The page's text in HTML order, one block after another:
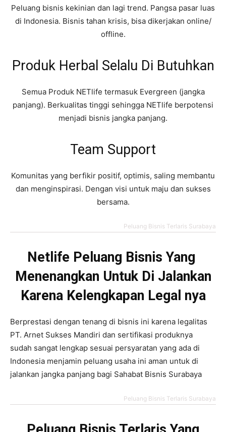
Peluang bisnis kekinian dan lagi trend. Pangsa pasar luas
di Indonesia. Bisnis tahan krisis, bisa dikerjakan online/
offline.
Produk Herbal Selalu Di Butuhkan
Semua Produk NETlife termasuk Evergreen (jangka
panjang). Berkualitas tinggi sehingga NETlife berpotensi
menjadi bisnis jangka panjang.
Team Support
Komunitas yang berfikir positif, optimis, saling membantu
dan menginspirasi. Dengan visi untuk maju dan sukses
bersama.
Peluang Bisnis Terlaris Surabaya
Netlife Peluang Bisnis Yang
Menenangkan Untuk Di Jalankan
Karena Kelengkapan Legal nya
Berprestasi dengan tenang di bisnis ini karena legalitas
PT. Arnet Sukses Mandiri dan sertifikasi produknya
sudah sangat lengkap sesuai persyaratan yang ada di
Indonesia menjamin peluang usaha ini aman untuk di
jalankan jangka panjang bagi Sahabat Bisnis Surabaya
Peluang Bisnis Terlaris Surabaya